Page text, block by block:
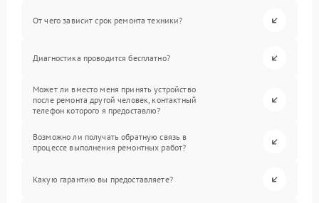
От чего зависит срок ремонта техники?
Диагностика проводится бесплатно?
Может ли вместо меня принять устройство
после ремонта другой человек, контактный
телефон которого я предоставлю?
Возможно ли получать обратную связь в
процессе выполнения ремонтных работ?
Какую гарантию вы предоставляете?